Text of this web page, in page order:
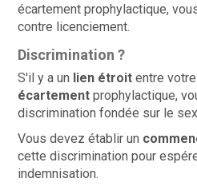
écartement prophylactique,
contre licenciement.
Discrimination ?
S'il y a un lien étroitentre votre
écartement prophylactique,
discrimination fondée sur le
Vous devez établir un
cette discrimination pour
indemnisation.